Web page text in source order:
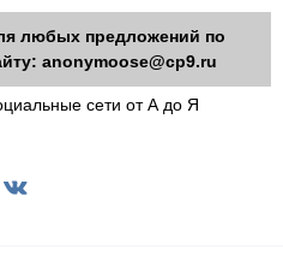
сети от А до Я
любых предложений по
anonymoose@cp9.ru